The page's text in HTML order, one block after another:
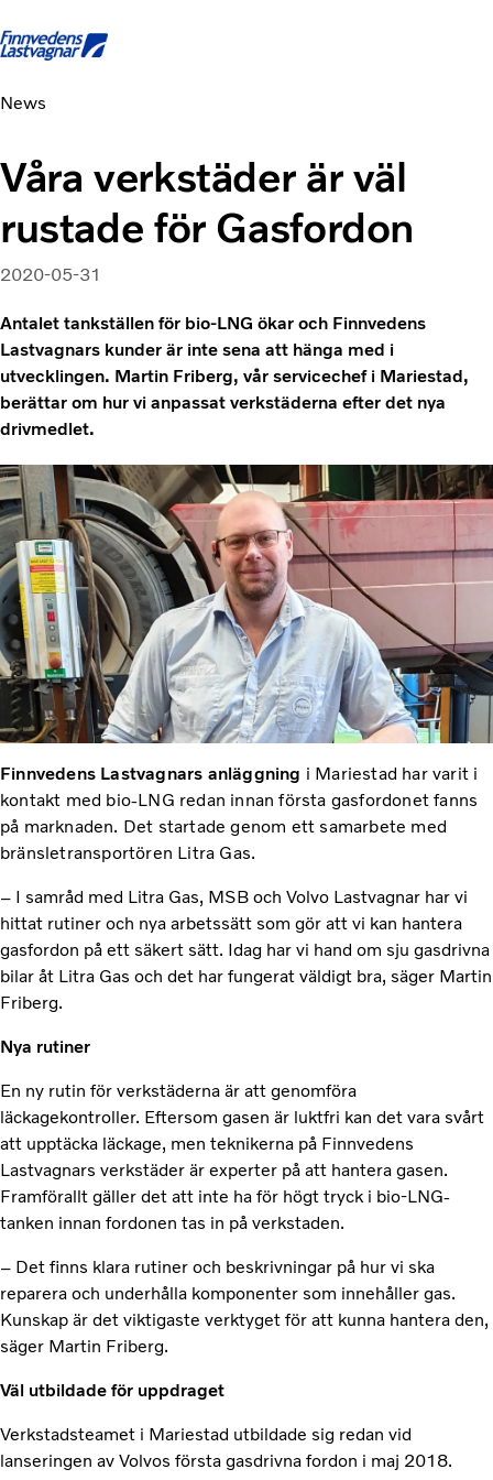
Startsida
Lastbilar
Tjänster
Begagnade lastbilar
Nyheter och Artiklar
Karriär
Finansiering
News
Våra verkstäder är väl
rustade för Gasfordon
2020-05-31
Antalet tankställen för bio-LNG ökar och Finnvedens
Lastvag­nars kunder är inte sena att hänga med i
utvecklingen. Martin Friberg, vår service­chef i Mariestad,
berättar om hur vi anpassat verkstäderna efter det nya
drivmedlet.
Finnvedens Lastvagnars anläggning i Mariestad har varit i
kontakt med bio-LNG redan innan första gasfordonet fanns
på marknaden. Det startade genom ett samarbete med
bränsletransportören Litra Gas.
– I samråd med Litra Gas, MSB och Volvo Lastvagnar har vi
hittat rutiner och nya arbetssätt som gör att vi kan hantera
gasfordon på ett säkert sätt. Idag har vi hand om sju gasdrivna
bilar åt Litra Gas och det har fungerat väldigt bra, säger Martin
Friberg.
Nya rutiner
En ny rutin för verkstäderna är att genomföra
läckagekontroller. Eftersom gasen är luktfri kan det vara svårt
att upptäcka läckage, men teknikerna på Finnvedens
Lastvagnars verkstäder är experter på att hantera gasen.
Framförallt gäller det att inte ha för högt tryck i bio-LNG-
tanken innan fordonen tas in på verkstaden.
– Det finns klara rutiner och beskriv­ningar på hur vi ska
reparera och under­hålla komponenter som innehåller gas.
Kunskap är det viktigaste verktyget för att kunna hantera den,
säger Martin Friberg.
Väl utbildade för uppdraget
Verkstadsteamet i Mariestad utbildade sig redan vid
lanseringen av Volvos första gasdrivna fordon i maj 2018.